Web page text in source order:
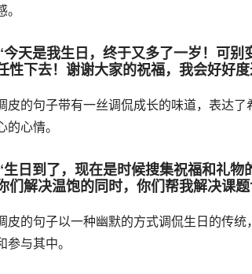
今天是我生日，终于又多了一岁！可
性下去！谢谢大家的祝福，我会好好
皮的句子带有一丝调侃成长的味道，表达
的心情。
生日到了，现在是时候搜集祝福和礼
们解决温饱的同时，你们帮我解决课
皮的句子以一种幽默的方式调侃生日的传
参与其中。